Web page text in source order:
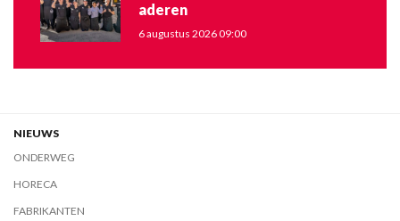
aderen
6 augustus 2026 09:00
NIEUWS
ONDERWEG
HORECA
FABRIKANTEN